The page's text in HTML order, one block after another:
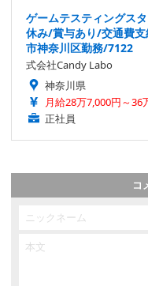
ゲームテスティングス
休み/賞与あり/交通費
市神奈川区勤務/7122
式会社Candy Labo
神奈川県
月給28万7,000円～36
正社員
コ